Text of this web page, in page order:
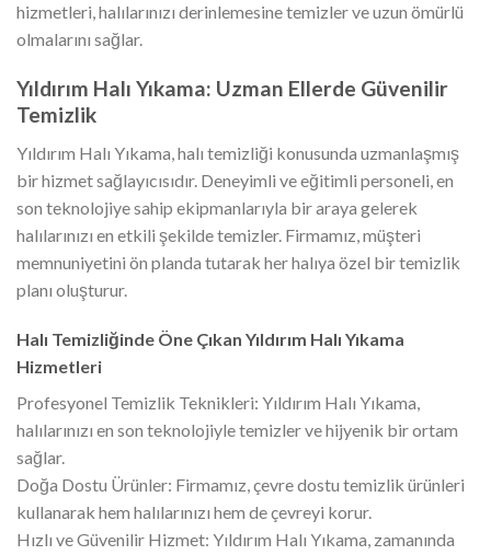
hizmetleri, halılarınızı derinlemesine temizler ve uzun ömürlü
olmalarını sağlar.
Yıldırım Halı Yıkama: Uzman Ellerde Güvenilir
Temizlik
Yıldırım Halı Yıkama, halı temizliği konusunda uzmanlaşmış
bir hizmet sağlayıcısıdır. Deneyimli ve eğitimli personeli, en
son teknolojiye sahip ekipmanlarıyla bir araya gelerek
halılarınızı en etkili şekilde temizler. Firmamız, müşteri
memnuniyetini ön planda tutarak her halıya özel bir temizlik
planı oluşturur.
Halı Temizliğinde Öne Çıkan Yıldırım Halı Yıkama
Hizmetleri
Profesyonel Temizlik Teknikleri: Yıldırım Halı Yıkama,
halılarınızı en son teknolojiyle temizler ve hijyenik bir ortam
sağlar.
Doğa Dostu Ürünler: Firmamız, çevre dostu temizlik ürünleri
kullanarak hem halılarınızı hem de çevreyi korur.
Hızlı ve Güvenilir Hizmet: Yıldırım Halı Yıkama, zamanında